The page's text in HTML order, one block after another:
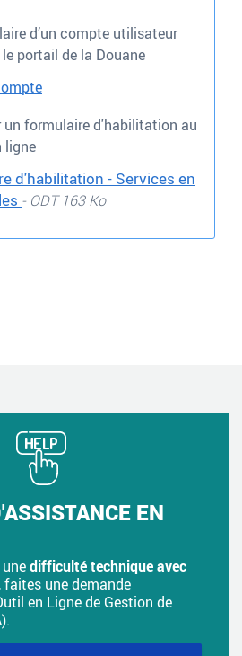
d’un compte utilisateur
portail de la Douane
un formulaire d'habilitation au
ligne
d'habilitation - Services en
- ODT 163 Ko
EN
difficulté technique avec
faites une demande
en Ligne de Gestion de